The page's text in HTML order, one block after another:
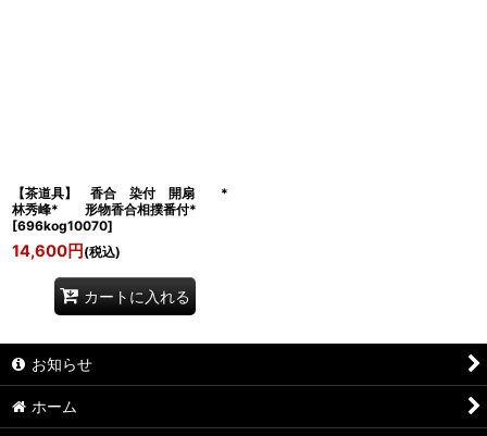
【茶道具】 香合 染付 開扇 *
林秀峰* 形物香合相撲番付*
[696kog10070]
14,600円 (税込)
カートに入れる
お知らせ
ホーム